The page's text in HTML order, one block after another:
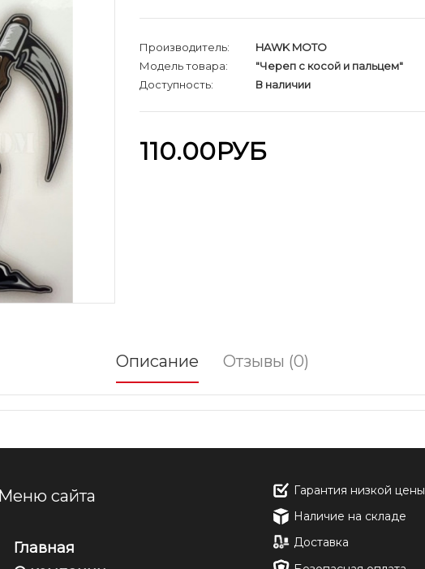
Производитель:
HAWK MOTO
Модель товара:
"Череп с косой и пальцем"
Доступность:
В наличии
110.00РУБ
Описание Отзывы (0)
Меню сайта
Главная
Гарантия низкой цены
Наличие на складе
Доставка